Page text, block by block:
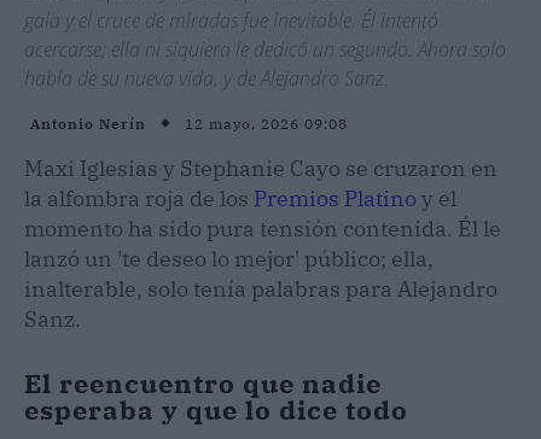
gala y el cruce de miradas fue inevitable. Él intentó
acercarse; ella ni siquiera le dedicó un segundo. Ahora solo
habla de su nueva vida, y de Alejandro Sanz.
Antonio Nerín 12 mayo, 2026 09:08
Maxi Iglesias y Stephanie Cayo se cruzaron en
la alfombra roja de los Premios Platino y el
momento ha sido pura tensión contenida. Él le
lanzó un 'te deseo lo mejor' público; ella,
inalterable, solo tenía palabras para Alejandro
Sanz.
El reencuentro que nadie
esperaba y que lo dice todo